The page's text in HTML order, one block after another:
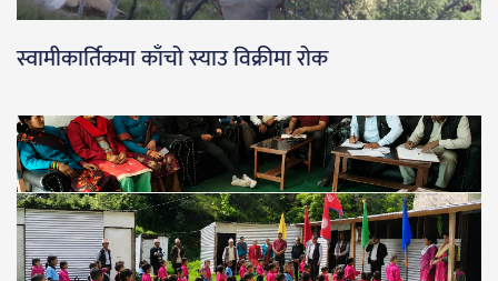
स्वामीकार्तिकमा काँचो स्याउ विक्रीमा रोक